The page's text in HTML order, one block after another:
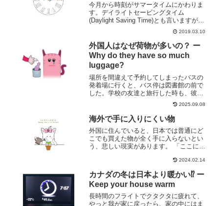
今月から時刻がサマータイムにかわりま
す。デイライトセービングタイム
(Daylight Saving Time)とも言いますが、
日曜日の朝の2時から始まります。時計を
1時間進めるので、睡眠時間が1時間減り
ま〜す…前にも時間の変更について書き
ま...
2019.03.10
外国人はなぜ荷物が多いの？ ー
Why do they have so much
luggage?
場所を間違えて予約してしまったバスの
発着場に行くと、バス停は図書館の前で
した。学校の友達と旅行した時も、彼女
はスーツケースにシャンプーや香水を大
きなボトルごと詰め込んでいたし。「小
さな入れ物に移し替えた方が荷物が軽く
なっていいんじゃないのか...
2025.09.08
海外で手に入りにくい物
外国に住んでいると、日本では普通にど
こでも買えた物が全く手に入らないとい
う、悲しい現実があります。 「ここにな
るか、他の物で代用したりもしますが、
欲しいのに手に入れることができない物
があるのって、結構スト...
2024.02.14
カナダの冬は日本より暖かい⁉ ー
Keep your house warm
長時間のフライトでクタクタに疲れて、
やっと我が家に戻ったら、家の中にはま